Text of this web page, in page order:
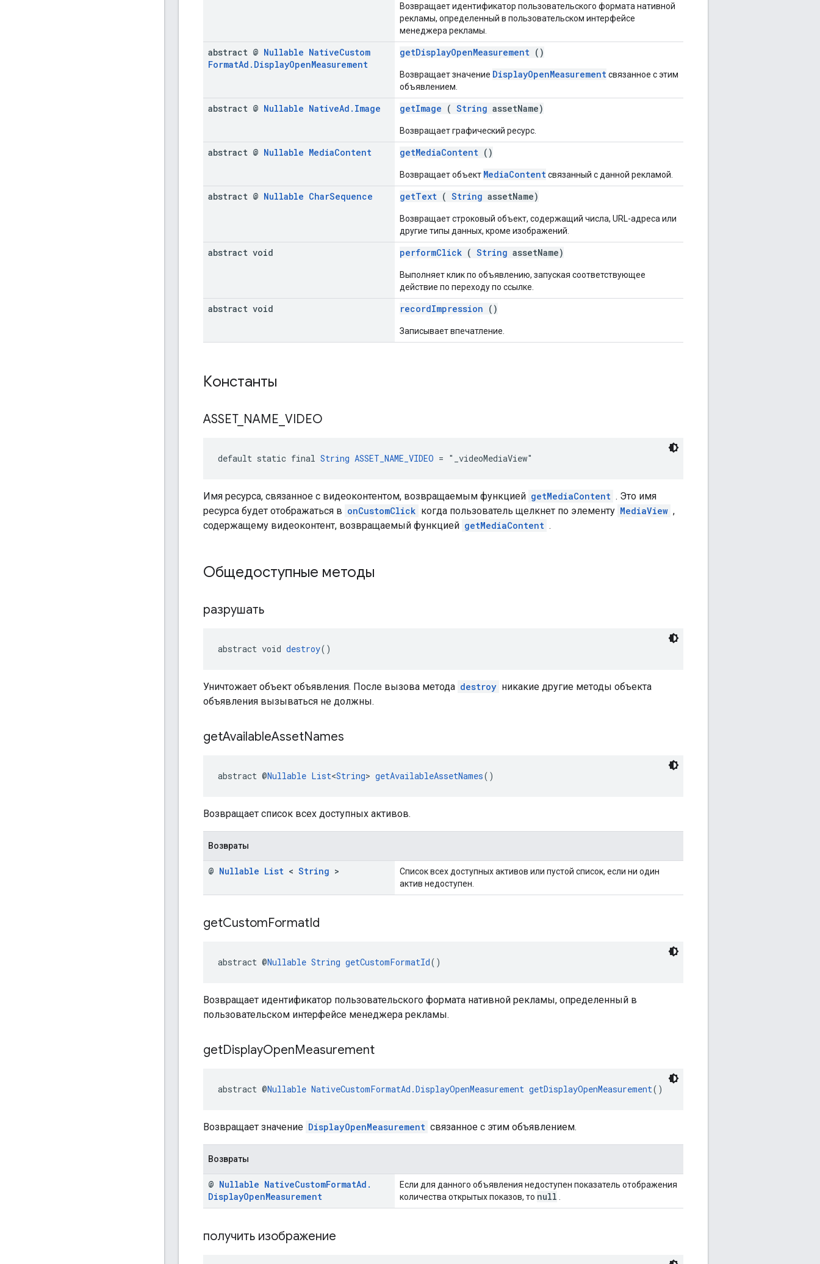
Возвращает идентификатор пользовательского формата нативной
рекламы, определенный в пользовательском интерфейсе
менеджера рекламы.
abstract @ Nullable NativeCustom
FormatAd . DisplayOpenMeasurement
getDisplayOpenMeasurement ()
Возвращает значение DisplayOpenMeasurementсвязанное с этим
объявлением.
abstract @ Nullable NativeAd . Image getImage ( String assetName)
Возвращает графический ресурс.
abstract @ Nullable MediaContent getMediaContent ()
Возвращает объект MediaContentсвязанный с данной рекламой.
abstract @ Nullable CharSequence getText ( String assetName)
Возвращает строковый объект, содержащий числа, URL-адреса или
другие типы данных, кроме изображений.
abstract void performClick ( String assetName)
Выполняет клик по объявлению, запуская соответствующее
действие по переходу по ссылке.
abstract void recordImpression ()
Записывает впечатление.
Константы
ASSET_ NAME VIDEO
default static final String ASSET_NAME_VIDEO = "_videoMediaView"
Имя ресурса, связанное с видеоконтентом, возвращаемым функцией getMediaContent . Это имя
ресурса будет отображаться в onCustomClick когда пользователь щелкнет по элементу MediaView ,
содержащему видеоконтент, возвращаемый функцией getMediaContent .
Общедоступные методы
разрушать
abstract void destroy()
Уничтожает объект объявления. После вызова метода destroy никакие другие методы объекта
объявления вызываться не должны.
getAvailableAssetNames
abstract @Nullable List<String> getAvailableAssetNames()
Возвращает список всех доступных активов.
Возвраты
@ Nullable List < String >
Список всех доступных активов или пустой список, если ни один
актив недоступен.
getCustomFormatId
abstract @Nullable String getCustomFormatId()
Возвращает идентификатор пользовательского формата нативной рекламы, определенный в
пользовательском интерфейсе менеджера рекламы.
getDisplayOpenMeasurement
abstract @Nullable NativeCustomFormatAd.DisplayOpenMeasurement getDisplayOpenMeasurement()
Возвращает значение DisplayOpenMeasurement связанное с этим объявлением.
Возвраты
@ Nullable NativeCustomFormatAd .
DisplayOpenMeasurement
Если для данного объявления недоступен показатель отображения
количества открытых показов, то null
получить изображение